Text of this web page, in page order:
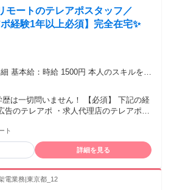
モートのテレアポスタッフ／
経験1年以上必須】完全在宅✨
：時給 1500円 本人のスキルを考
くても、しっかり安定収入！」 「頑張り
ぐんUP！」
いません！ 【必須】 下記の経
告のテレアポ ・求人代理店のテレアポ
用代行会社でのテレアポ ・研修／人材育
セ
ート、 コールセンター、コールスタッ
ト
詳細を見る
電業務|東京都_12